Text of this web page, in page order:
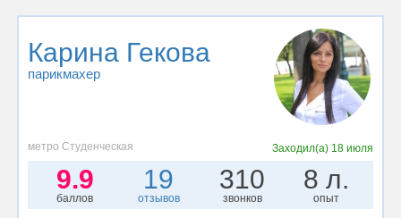
Карина Гекова
парикмахер
метро Студенческая Заходил(а) 18 июля
9.9
баллов
19
отзывов
310
звонков
8 л.
опыт